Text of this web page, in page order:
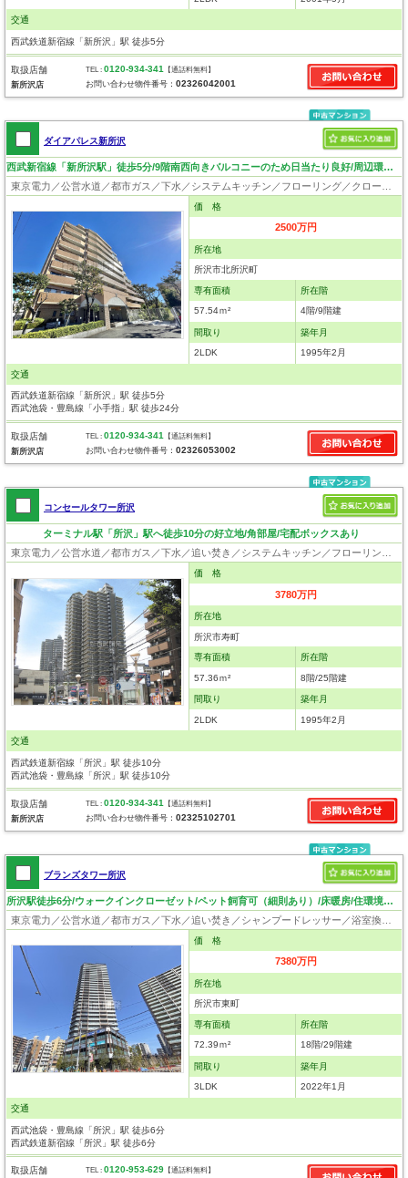
交通
西武鉄道新宿線「新所沢」駅 徒歩5分
取扱店舗
新所沢店
TEL :0120-934-341 【通話料無料】
お問い合わせ物件番号：02326042001
ダイアパレス新所沢
西武新宿線「新所沢駅」徒歩5分/9階南西向きバルコニーのため日当たり良好/周辺環境良好
価 格
2500万円
所在地
所沢市北所沢町
専有面積
57.54ｍ²
所在階
4階/9階建
間取り
2LDK
築年月
1995年2月
交通
西武鉄道新宿線「新所沢」駅 徒歩5分
西武池袋・豊島線「小手指」駅 徒歩24分
取扱店舗
新所沢店
TEL :0120-934-341 【通話料無料】
お問い合わせ物件番号：02326053002
コンセールタワー所沢
ターミナル駅「所沢」駅へ徒歩10分の好立地/角部屋/宅配ボックスあり
東京電力／公営水道／都市ガス／下水／追い焚き／システムキッチン／フローリング／クローゼット／オートロック／エレベータ／角部屋
価 格
3780万円
所在地
所沢市寿町
専有面積
57.36ｍ²
所在階
8階/25階建
間取り
2LDK
築年月
1995年2月
交通
西武鉄道新宿線「所沢」駅 徒歩10分
西武池袋・豊島線「所沢」駅 徒歩10分
取扱店舗
新所沢店
TEL :0120-934-341 【通話料無料】
お問い合わせ物件番号：02325102701
ブランズタワー所沢
所沢駅徒歩6分/ウォークインクローゼット/ペット飼育可（細則あり）/床暖房/住環境良好
価 格
7380万円
所在地
所沢市東町
専有面積
72.39ｍ²
所在階
18階/29階建
間取り
3LDK
築年月
2022年1月
交通
西武池袋・豊島線「所沢」駅 徒歩6分
西武鉄道新宿線「所沢」駅 徒歩6分
取扱店舗 TEL :0120-953-629 【通話料無料】